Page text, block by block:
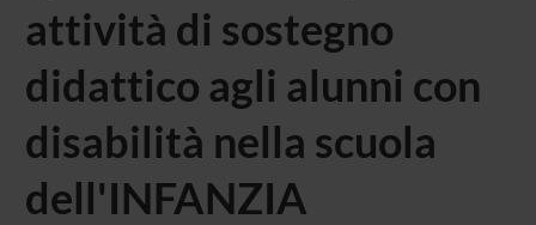
attività di sostegno
didattico agli alunni con
disabilità nella scuola
dell'INFANZIA